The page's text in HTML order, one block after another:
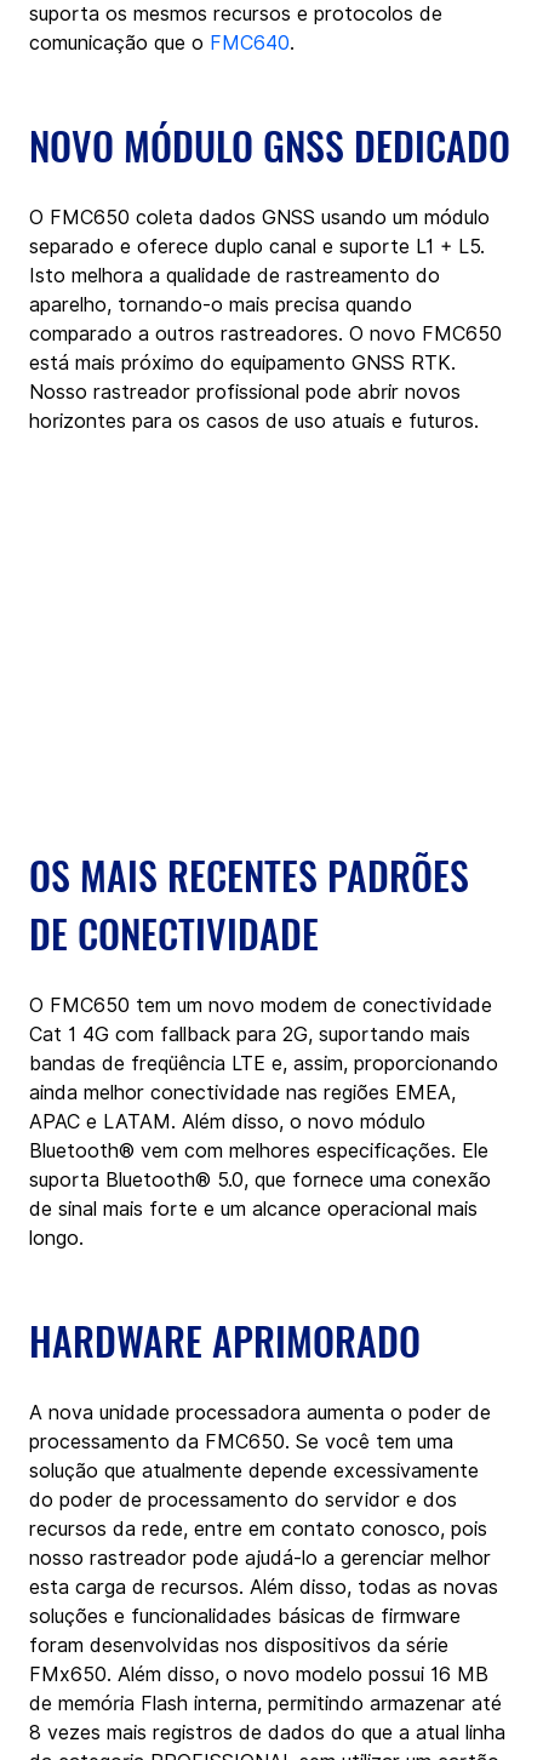
suporta os mesmos recursos e protocolos de
comunicação que o FMC640.
NOVO MÓDULO GNSS DEDICADO
O FMC650 coleta dados GNSS usando um módulo
separado e oferece duplo canal e suporte L1 + L5.
Isto melhora a qualidade de rastreamento do
aparelho, tornando-o mais precisa quando
comparado a outros rastreadores. O novo FMC650
está mais próximo do equipamento GNSS RTK.
Nosso rastreador profissional pode abrir novos
horizontes para os casos de uso atuais e futuros.
OS MAIS RECENTES PADRÕES
DE CONECTIVIDADE
O FMC650 tem um novo modem de conectividade
Cat 1 4G com fallback para 2G, suportando mais
bandas de freqüência LTE e, assim, proporcionando
ainda melhor conectividade nas regiões EMEA,
APAC e LATAM. Além disso, o novo módulo
Bluetooth® vem com melhores especificações. Ele
suporta Bluetooth® 5.0, que fornece uma conexão
de sinal mais forte e um alcance operacional mais
longo.
HARDWARE APRIMORADO
A nova unidade processadora aumenta o poder de
processamento da FMC650. Se você tem uma
solução que atualmente depende excessivamente
do poder de processamento do servidor e dos
recursos da rede, entre em contato conosco, pois
nosso rastreador pode ajudá-lo a gerenciar melhor
esta carga de recursos. Além disso, todas as novas
soluções e funcionalidades básicas de firmware
foram desenvolvidas nos dispositivos da série
FMx650. Além disso, o novo modelo possui 16 MB
de memória Flash interna, permitindo armazenar até
8 vezes mais registros de dados do que a atual linha